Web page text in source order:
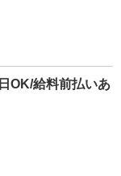
OK/給料前払いあ